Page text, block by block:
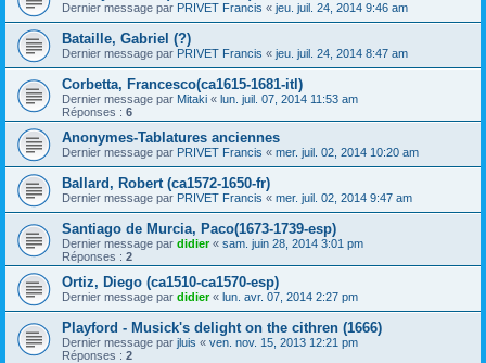
Dernier message par PRIVET Francis « jeu. juil. 24, 2014 9:46 am
Bataille, Gabriel (?)
Dernier message par PRIVET Francis « jeu. juil. 24, 2014 8:47 am
Corbetta, Francesco(ca1615-1681-itl)
Dernier message par Mitaki « lun. juil. 07, 2014 11:53 am
Réponses : 6
Anonymes-Tablatures anciennes
Dernier message par PRIVET Francis « mer. juil. 02, 2014 10:20 am
Ballard, Robert (ca1572-1650-fr)
Dernier message par PRIVET Francis « mer. juil. 02, 2014 9:47 am
Santiago de Murcia, Paco(1673-1739-esp)
Dernier message par didier« sam. juin 28, 2014 3:01 pm
Réponses : 2
Ortiz, Diego (ca1510-ca1570-esp)
Dernier message par didier« lun. avr. 07, 2014 2:27 pm
Playford - Musick's delight on the cithren (1666)
Dernier message par jluis « ven. nov. 15, 2013 12:21 pm
Réponses : 2